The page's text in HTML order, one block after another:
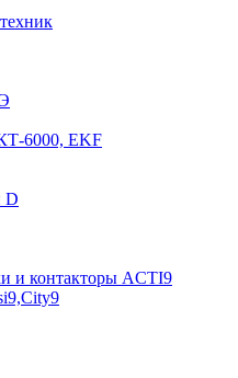
6000, EKF
D
и контакторы ACTI9